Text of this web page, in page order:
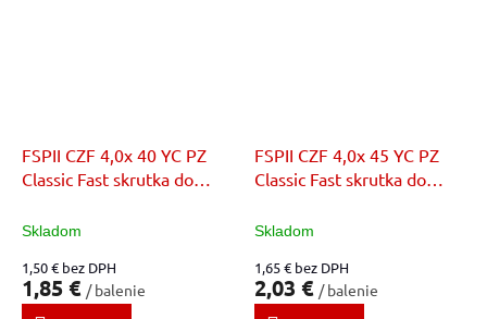
FSPII CZF 4,0x 40 YC PZ
Classic Fast skrutka do
Skladom
1,50 € bez DPH
1,85 € / balenie
FSPII CZF 4,0x 45 YC PZ
Classic Fast skrutka do
Skladom
1,65 € bez DPH
2,03 € / balenie